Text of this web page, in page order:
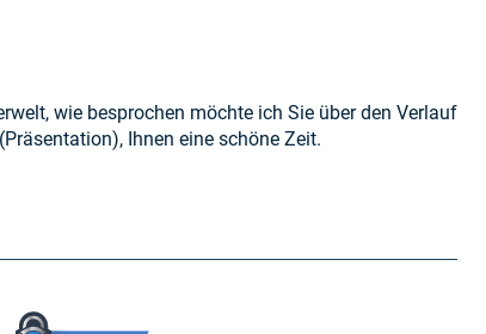
wie besprochen möchte ich Sie über den Verlauf
(Präsentation), Ihnen eine schöne Zeit.